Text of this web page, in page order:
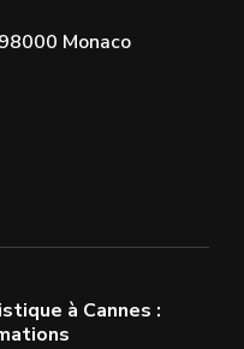
Monaco
à Cannes :